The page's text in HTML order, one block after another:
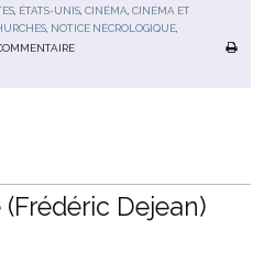
ÉTATS-UNIS ,CINÉMA ,CINÉMA ET
NOTICE NÉCROLOGIQUE
Dejean)